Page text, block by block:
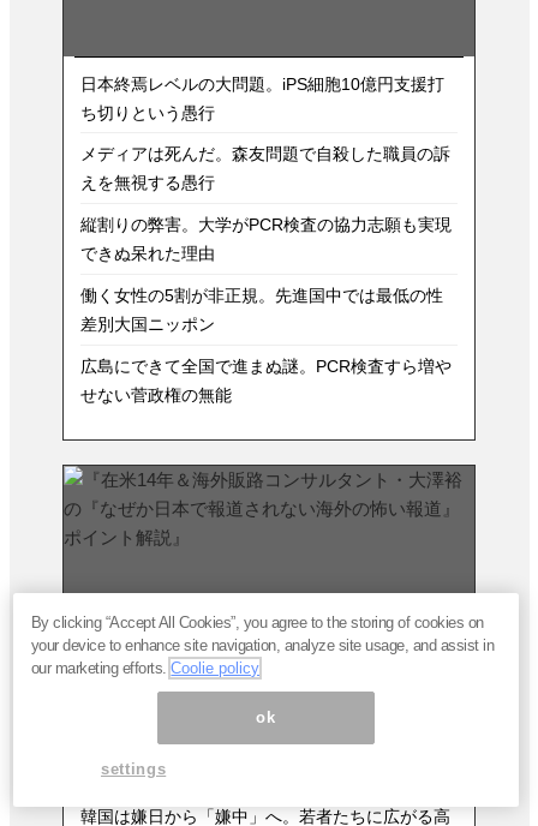
日本終焉レベルの大問題。iPS細胞10億円支援打
ち切りという愚行
メディアは死んだ。森友問題で自殺した職員の訴
えを無視する愚行
縦割りの弊害。大学がPCR検査の協力志願も実現
できぬ呆れた理由
働く女性の5割が非正規。先進国中では最低の性
差別大国ニッポン
広島にできて全国で進まぬ謎。PCR検査すら増や
せない菅政権の無能
反日の韓国大統領候補がまた暴言。「日本は信用
できない」の意図
韓国は嫌日から「嫌中」へ。若者たちに広がる高
By clicking “Accept All Cookies”, you agree to the storing of cookies on
your device to enhance site navigation, analyze site usage, and assist in
our marketing efforts.Coolie policy
ok
settings